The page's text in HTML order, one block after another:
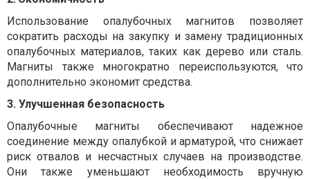
Использование опалубочных магнитов позволяет
сократить расходы на закупку и замену традиционных
опалубочных материалов, таких как дерево или сталь.
Магниты также многократно переиспользуются, что
дополнительно экономит средства.
3. Улучшенная безопасность
Опалубочные магниты обеспечивают надежное
соединение между опалубкой и арматурой, что снижает
риск отвалов и несчастных случаев на производстве.
Они также уменьшают необходимость вручную